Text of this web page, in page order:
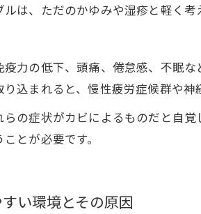
は、ただのかゆみや湿疹と軽く
力の低下、頭痛、倦怠感、不眠
り込まれると、慢性疲労症候群や
の症状がカビによるものだと自
とが必要です。
い環境とその原因